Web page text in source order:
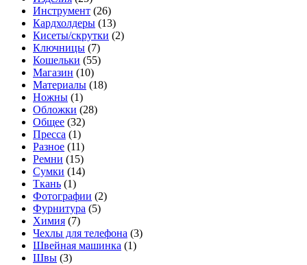
Инструмент (26)
Кардхолдеры (13)
Кисеты/скрутки (2)
Ключницы (7)
Кошельки (55)
Магазин (10)
Материалы (18)
Ножны (1)
Обложки (28)
Общее (32)
Пресса (1)
Разное (11)
Ремни (15)
Сумки (14)
Ткань (1)
Фотографии (2)
Фурнитура (5)
Химия (7)
Чехлы для телефона (3)
Швейная машинка (1)
Швы (3)